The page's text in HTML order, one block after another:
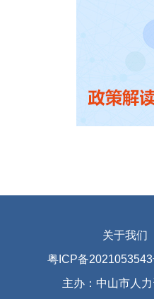
关于我们
粤ICP备
主办：中山市人